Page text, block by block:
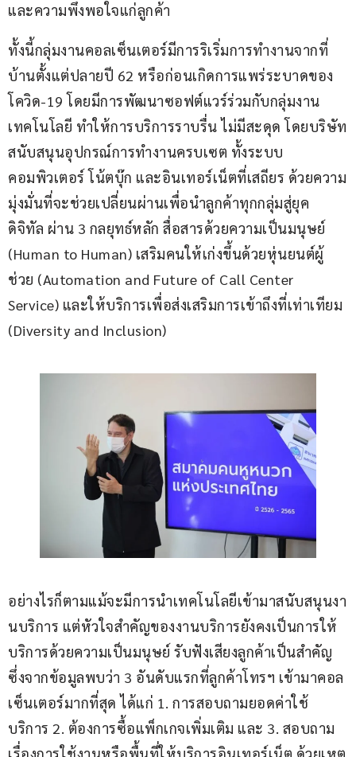
และความพึงพอใจแก่ลูกค้า
ทั้งนี้กลุ่มงานคอลเซ็นเตอร์มีการริเริ่มการทำงานจากที่
บ้านตั้งแต่ปลายปี 62 หรือก่อนเกิดการแพร่ระบาดของ
โควิด-19 โดยมีการพัฒนาซอฟต์แวร์ร่วมกับกลุ่มงาน
เทคโนโลยี ทำให้การบริการราบรื่น ไม่มีสะดุด โดยบริษัท
สนับสนุนอุปกรณ์การทำงานครบเซต ทั้งระบบ
คอมพิวเตอร์ โน้ตบุ๊ก และอินเทอร์เน็ตที่เสถียร ด้วยความ
มุ่งมั่นที่จะช่วยเปลี่ยนผ่านเพื่อนำลูกค้าทุกกลุ่มสู่ยุค
ดิจิทัล ผ่าน 3 กลยุทธ์หลัก สื่อสารด้วยความเป็นมนุษย์
(Human to Human) เสริมคนให้เก่งขึ้นด้วยหุ่นยนต์ผู้
ช่วย (Automation and Future of Call Center
Service) และให้บริการเพื่อส่งเสริมการเข้าถึงที่เท่าเทียม
(Diversity and Inclusion)
อย่างไรก็ตามแม้จะมีการนำเทคโนโลยีเข้ามาสนับสนุนงา
นบริการ แต่หัวใจสำคัญของงานบริการยังคงเป็นการให้
บริการด้วยความเป็นมนุษย์ รับฟังเสียงลูกค้าเป็นสำคัญ
ซึ่งจากข้อมูลพบว่า 3 อันดับแรกที่ลูกค้าโทรฯ เข้ามาคอล
เซ็นเตอร์มากที่สุด ได้แก่ 1. การสอบถามยอดค่าใช้
บริการ 2. ต้องการซื้อแพ็กเกจเพิ่มเติม และ 3. สอบถาม